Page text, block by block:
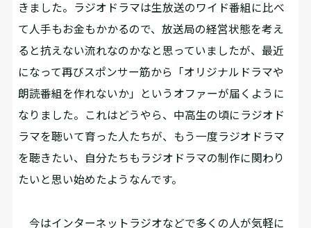
きました。ラジオドラマは生放送のワイド番組に比べ
て人手もお金もかかるので、放送局の経営状態を考え
ると抗えない流れなのかなと思っていましたが、最近
になって再びスポンサー筋から「オリジナルドラマや
朗読番組を作れないか」というオファーが届くように
なりました。これはどうやら、中高生の頃にラジオド
ラマを聴いて育った人たちが、もう一度ラジオドラマ
を聴きたい、自分たちもラジオドラマの制作に関わり
たいと思い始めたようなんです。
今はインターネットラジオなどで多くの人が気軽に